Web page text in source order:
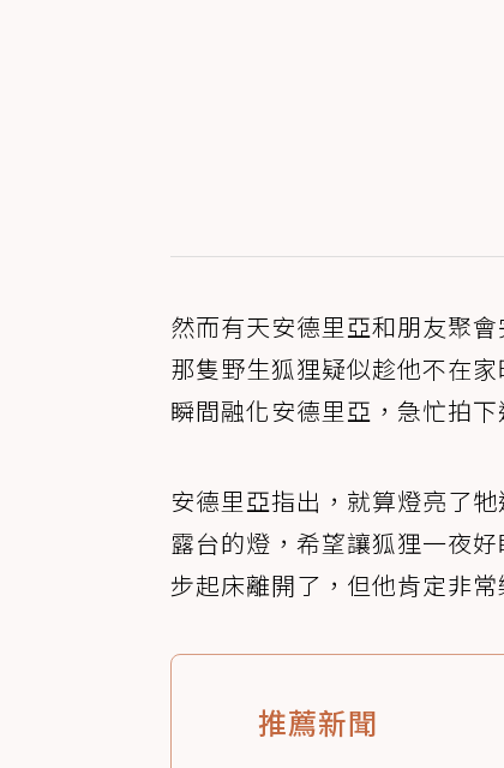
然而有天安德里亞和朋友聚
那隻野生狐狸疑似趁他不在
瞬間融化安德里亞，急忙拍
安德里亞指出，就算燈亮了
露台的燈，希望讓狐狸一夜
步起床離開了，但他肯定非
推薦新聞